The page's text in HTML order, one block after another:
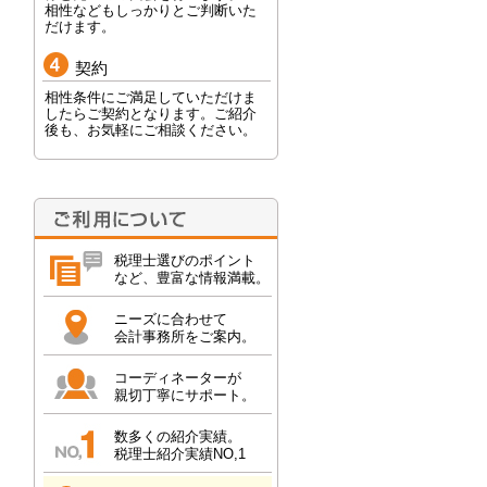
相性などもしっかりとご判断いた
だけます。
契約
相性条件にご満足していただけま
したらご契約となります。ご紹介
後も、お気軽にご相談ください。
税理士選びのポイント
など、豊富な情報満載。
ニーズに合わせて
会計事務所をご案内。
コーディネーターが
親切丁寧にサポート。
数多くの紹介実績。
税理士紹介実績NO,1